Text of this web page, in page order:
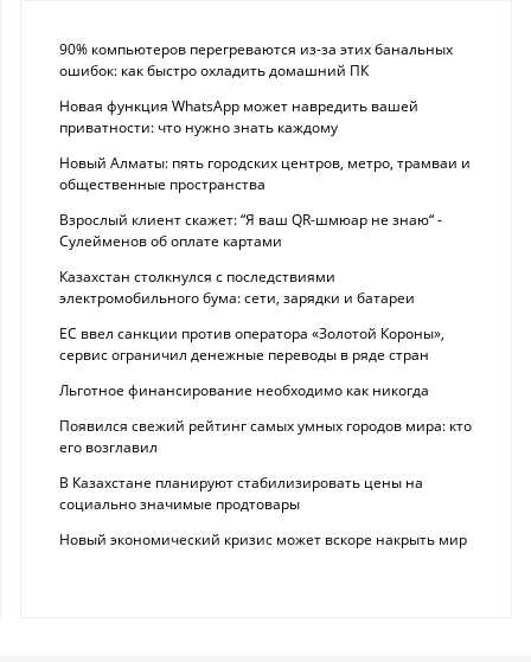
90% компьютеров перегреваются из-за этих банальных
ошибок: как быстро охладить домашний ПК
Новая функция WhatsApp может навредить вашей
приватности: что нужно знать каждому
Новый Алматы: пять городских центров, метро, трамваи и
общественные пространства
Взрослый клиент скажет: “Я ваш QR-шмюар не знаю“ -
Сулейменов об оплате картами
Казахстан столкнулся с последствиями
электромобильного бума: сети, зарядки и батареи
ЕС ввел санкции против оператора «Золотой Короны»,
сервис ограничил денежные переводы в ряде стран
Льготное финансирование необходимо как никогда
Появился свежий рейтинг самых умных городов мира: кто
его возглавил
В Казахстане планируют стабилизировать цены на
социально значимые продтовары
Новый экономический кризис может вскоре накрыть мир